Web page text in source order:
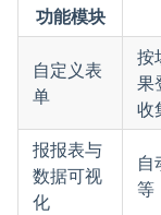
功能模块
自定义表
单
按
果
收
报报表与
数据可视
化
自
等